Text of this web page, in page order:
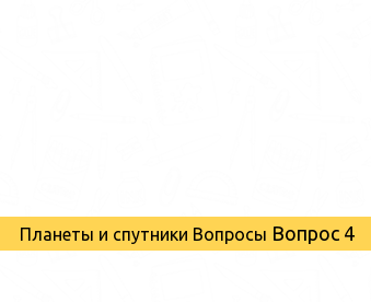
Планеты и спутники Вопросы Вопрос 4